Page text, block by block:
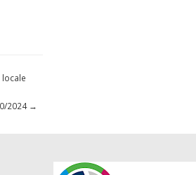
2024 →